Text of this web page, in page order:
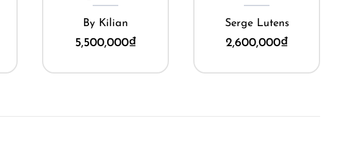
By Kilian
5,500,000₫
Serge Lutens
2,600,000₫